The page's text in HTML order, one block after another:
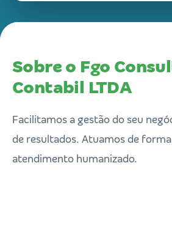
Sobre o Fgo
Contabil LTDA
Facilitamos a gestão do seu
de resultados. Atuamos de
atendimento humanizado.